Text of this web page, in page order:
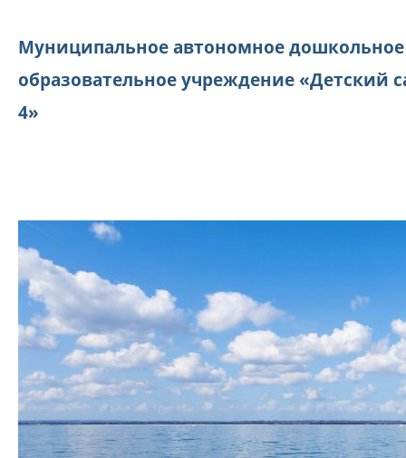
Муниципальное автономное дошкольное
образовательное учреждение «Детский
4»